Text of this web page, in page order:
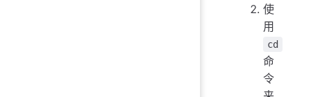
使
用
cd
命
令